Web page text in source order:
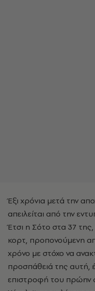
Έξι χρόνια μετά την
απειλείται από την
Έτσι η Σότο στα 37
κορτ, προπονούμενη
χρόνο με στόχο να
προσπάθειά της αυτή,
επιστροφή του